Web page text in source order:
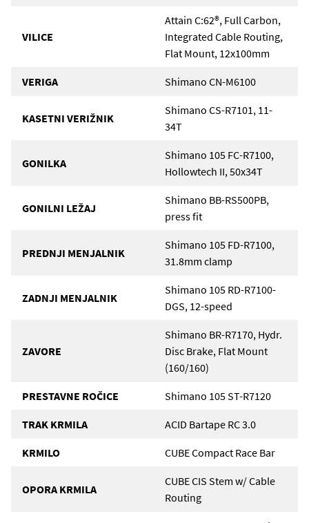
VILICE
Attain C:62®, Full Carbon,
Integrated Cable Routing,
Flat Mount, 12x100mm
VERIGA Shimano CN-M6100
KASETNI VERIŽNIK
Shimano CS-R7101, 11-
34T
GONILKA
Shimano 105 FC-R7100,
Hollowtech II, 50x34T
GONILNI LEŽAJ
Shimano BB-RS500PB,
press fit
PREDNJI MENJALNIK
Shimano 105 FD-R7100,
31.8mm clamp
ZADNJI MENJALNIK
Shimano 105 RD-R7100-
DGS, 12-speed
ZAVORE
Shimano BR-R7170, Hydr.
Disc Brake, Flat Mount
(160/160)
PRESTAVNE ROČICE Shimano 105 ST-R7120
TRAK KRMILA ACID Bartape RC 3.0
KRMILO CUBE Compact Race Bar
OPORA KRMILA
CUBE CIS Stem w/ Cable
Routing